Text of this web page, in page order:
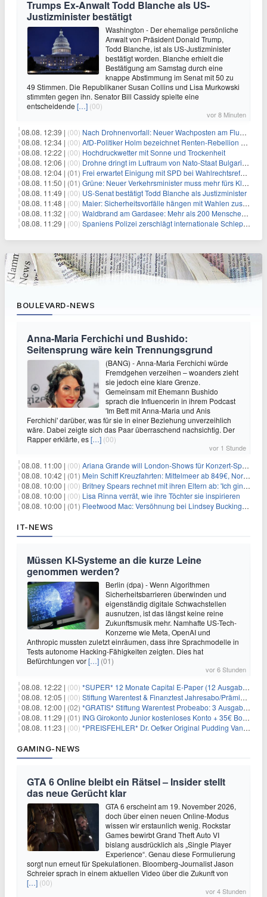
Trumps Ex-Anwalt Todd Blanche als US-
Justizminister bestätigt
Washington - Der ehemalige persönliche
Anwalt von Präsident Donald Trump,
Todd Blanche, ist als US-Justizminister
bestätigt worden. Blanche erhielt die
Bestätigung am Samstag durch eine
knappe Abstimmung im Senat mit 50 zu
49 Stimmen. Die Republikaner Susan Collins und Lisa Murkowski
stimmten gegen ihn. Senator Bill Cassidy spielte eine
entscheidende […] (00)
vor 8 Minuten
08.08. 12:39 | (00) Nach Drohnenvorfall: Neuer Wachposten am Flughafen
08.08. 12:34 | (00) AfD-Politiker Holm bezeichnet Renten-Rebellion als "Rollenspiel"
08.08. 12:22 | (00) Hochdruckwetter mit Sonne und Trockenheit
08.08. 12:06 | (00) Drohne dringt im Luftraum von Nato-Staat Bulgarien ein
08.08. 12:04 | (01) Frei erwartet Einigung mit SPD bei Wahlrechtsreform
08.08. 11:50 | (01) Grüne: Neuer Verkehrsminister muss mehr fürs Klima tun
08.08. 11:49 | (00) US-Senat bestätigt Todd Blanche als Justizminister
08.08. 11:48 | (00) Maier: Sicherheitsvorfälle hängen mit Wahlen zusammen
08.08. 11:32 | (00) Waldbrand am Gardasee: Mehr als 200 Menschen evakuiert
08.08. 11:29 | (00) Spaniens Polizei zerschlägt internationale Schlepperbande
BOULEVARD-NEWS
Anna-Maria Ferchichi und Bushido:
Seitensprung wäre kein Trennungsgrund
(BANG) - Anna-Maria Ferchichi würde
Fremdgehen verzeihen – woanders zieht
sie jedoch eine klare Grenze.
Gemeinsam mit Ehemann Bushido
sprach die Influencerin in ihrem Podcast
'Im Bett mit Anna-Maria und Anis
Ferchichi' darüber, was für sie in einer Beziehung unverzeihlich
wäre. Dabei zeigte sich das Paar überraschend nachsichtig. Der
Rapper erklärte, es[…] (00)
vor 1 Stunde
08.08. 11:00 | (00) Ariana Grande will London-Shows für Konzert-Special filmen
08.08. 10:42 | (01) Mein Schiff Kreuzfahrten: Mittelmeer ab 849€, Norwegen ab 999€ p.P.
08.08. 10:00 | (00) Britney Spears rechnet mit ihren Eltern ab: 'Ich ging zwei Monate lang auf die Knie und weinte'
08.08. 10:00 | (00) Lisa Rinna verrät, wie ihre Töchter sie inspirieren
08.08. 10:00 | (01) Fleetwood Mac: Versöhnung bei Lindsey Buckingham und Stevie Nicks
IT-NEWS
Müssen KI-Systeme an die kurze Leine
genommen werden?
Berlin (dpa) - Wenn Algorithmen
Sicherheitsbarrieren überwinden und
eigenständig digitale Schwachstellen
ausnutzen, ist das längst keine reine
Zukunftsmusik mehr. Namhafte US-Tech-
Konzerne wie Meta, OpenAI und
Anthropic mussten zuletzt einräumen, dass ihre Sprachmodelle in
Tests autonome Hacking-Fähigkeiten zeigten. Dies hat
Befürchtungen vor[…] (01)
vor 6 Stunden
08.08. 12:22 | (00) *SUPER* 12 Monate Capital E-Paper (12 Ausgaben) für NUR 7€ (statt 80,04€)
08.08. 12:05 | (00) Stiftung Warentest & Finanztest Jahresabo/Prämienabo für 35€ + Buchprämie
08.08. 12:00 | (02) *GRATIS* Stiftung Warentest Probeabo: 3 Ausgaben gratis im Wert von 25,20€
08.08. 11:29 | (01) ING Girokonto Junior kostenloses Konto + 35€ Bonus
08.08. 11:23 | (00) *PREISFEHLER* Dr. Oetker Original Pudding Vanille 22er-Pack für 2,97€
GAMING-NEWS
GTA 6 Online bleibt ein Rätsel – Insider stellt
das neue Gerücht klar
GTA 6 erscheint am 19. November 2026,
doch über einen neuen Online-Modus
wissen wir erstaunlich wenig. Rockstar
Games bewirbt Grand Theft Auto VI
bislang ausdrücklich als „Single Player
Experience“. Genau diese Formulierung
sorgt nun erneut für Spekulationen. Bloomberg-Journalist Jason
Schreier sprach in einem aktuellen Video über die Zukunft von
[…] (00)
vor 4 Stunden